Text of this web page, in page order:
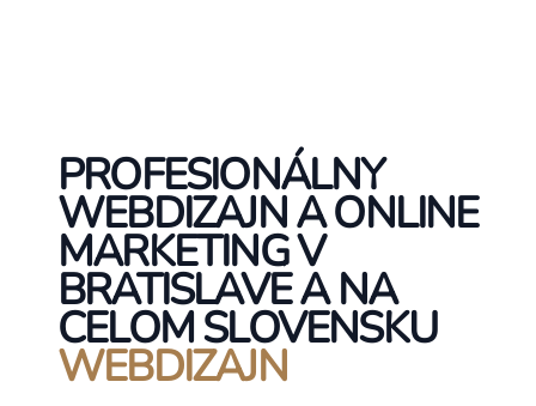
PROFESIONÁLNY
WEBDIZAJN A ONLINE
MARKETING V
BRATISLAVE A NA
CELOM SLOVENSKU
WEBDIZAJN